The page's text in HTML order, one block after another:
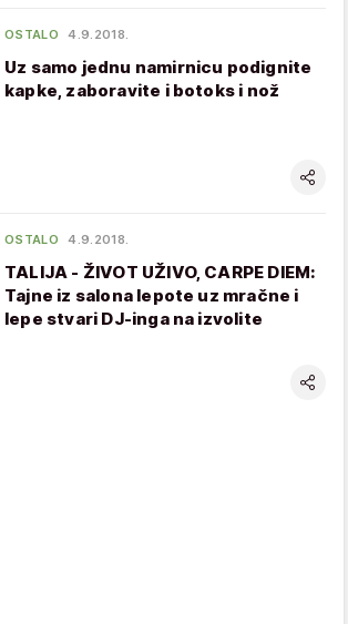
OSTALO 4.9.2018.
Uz samo jednu namirnicu podignite
kapke, zaboravite i botoks i nož
OSTALO 4.9.2018.
TALIJA - ŽIVOT UŽIVO, CARPE DIEM:
Tajne iz salona lepote uz mračne i
lepe stvari DJ-inga na izvolite